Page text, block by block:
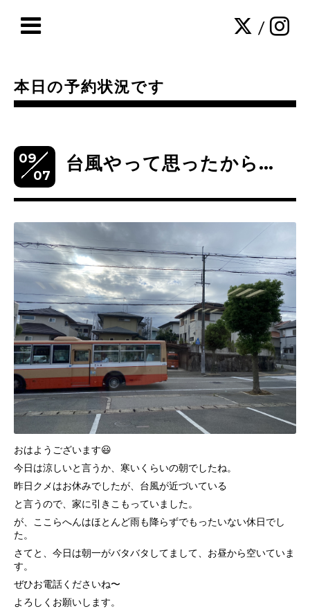
/
本日の予約状況です
09
07
台風やって思ったから…
おはようございます😃
今日は涼しいと言うか、寒いくらいの朝でしたね。
昨日クメはお休みでしたが、台風が近づいている
と言うので、家に引きこもっていました。
が、ここらへんはほとんど雨も降らずでもったいない休日でし
た。
さてと、今日は朝一がバタバタしてまして、お昼から空いていま
す。
ぜひお電話くださいね〜
よろしくお願いします。